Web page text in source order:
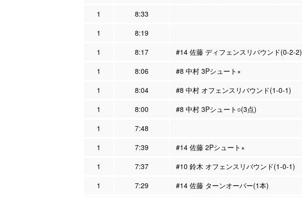
1
8:33
1
8:19
1
8:17
#14 佐藤 ディフェンスリバウンド(0-2-2)
1
8:06
#8 中村 3Pシュート×
1
8:04
#8 中村 オフェンスリバウンド(1-0-1)
1
8:00 #8 中村 3Pシュート○(3点)
1
7:48
1
7:39
#14 佐藤 2Pシュート×
1
7:37
#10 鈴木 オフェンスリバウンド(1-0-1)
1
7:29
#14 佐藤 ターンオーバー(1本)